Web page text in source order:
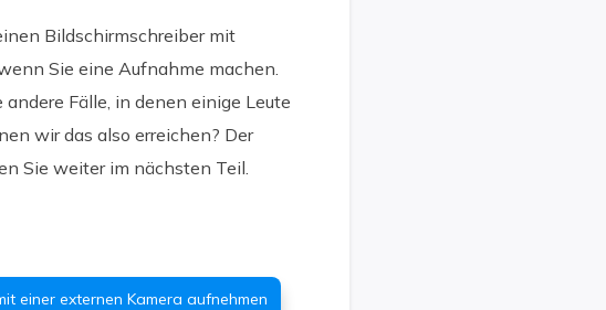
Bildschirmschreiber mit
Sie eine Aufnahme machen.
Fälle, in denen einige Leute
wir das also erreichen? Der
Sie weiter im nächsten Teil.
einer externen Kamera aufnehmen